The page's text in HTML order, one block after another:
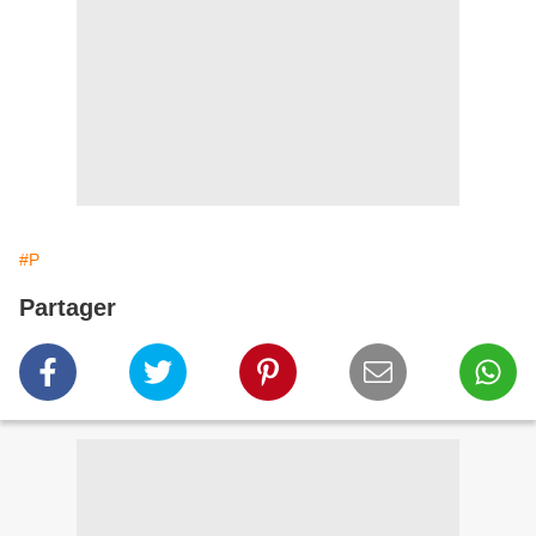
#P
Partager